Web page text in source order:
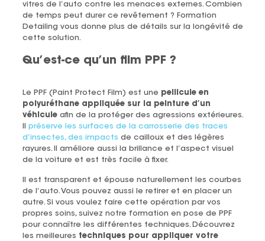
vitres de l’auto contre les menaces externes. Combien
de temps peut durer ce revêtement ? Formation
Detailing vous donne plus de détails sur la longévité de
cette solution.
Qu’est-ce qu’un film PPF ?
Le PPF (Paint Protect Film) est une pellicule en
polyuréthane appliquée sur la peinture d’un
véhiculeafin de la protéger des agressions extérieures.
préserve les surfaces de la carrosserie des traces
d’insectes, des impacts de cailloux et des légères
rayures. Il améliore aussi la brillance et l’aspect visuel
de la voiture et est très facile à fixer.
Il est transparent et épouse naturellement les courbes
de l’auto. Vous pouvez aussi le retirer et en placer un
autre. Si vous voulez faire cette opération par vos
propres soins, suivez notre formation en pose de PPF
pour connaître les différentes techniques. Découvrez
les meilleures techniques pour appliquer votre